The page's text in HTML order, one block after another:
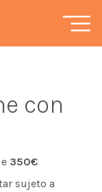
con
350€
sujeto a